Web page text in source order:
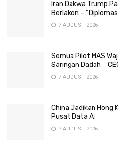
Iran Dakwa Trump
Berlakon –
7 AUGUST 2026
Semua Pilot MAS
Saringan Dadah –
7 AUGUST 2026
China Jadikan Hong
Pusat Data AI
7 AUGUST 2026